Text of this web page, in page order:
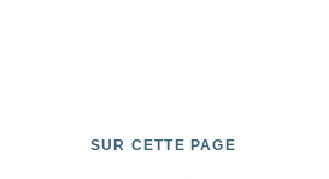
SUR CETTE PAGE